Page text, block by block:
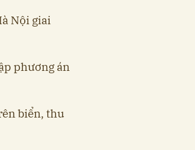
Nội giai
phương án
biển, thu